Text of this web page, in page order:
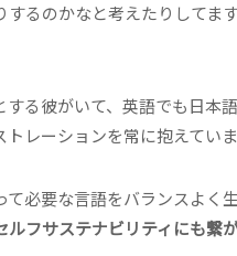
するのかなと考えたりしてま
する彼がいて、英語でも日本
レーションを常に抱えていま
必要な言語をバランスよく
フサステナビリティにも繋